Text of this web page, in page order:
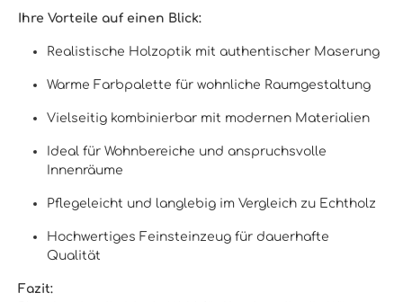
Ihre Vorteile auf einen Blick:
Realistische Holzoptik mit authentischer Maserung
Warme Farbpalette für wohnliche Raumgestaltung
Vielseitig kombinierbar mit modernen Materialien
Ideal für Wohnbereiche und anspruchsvolle
Innenräume
Pflegeleicht und langlebig im Vergleich zu Echtholz
Hochwertiges Feinsteinzeug für dauerhafte
Qualität
Fazit: